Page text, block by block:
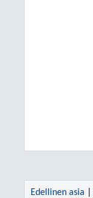
Edellinen asia